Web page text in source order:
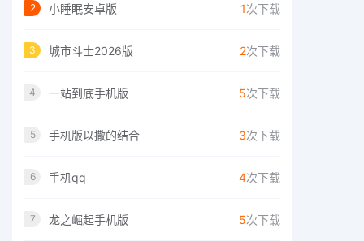
2 小睡眠安卓版 1次下载
3 城市斗士2026版 2次下载
4 一站到底手机版 5次下载
5 手机版以撒的结合 3次下载
6 手机qq 4次下载
7 龙之崛起手机版 5次下载